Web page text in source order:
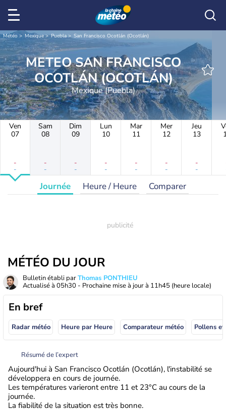
Météo Mexique Puebla San Francisco Ocotlán (Ocotlán)
METEO SAN FRANCISCO
OCOTLÁN (OCOTLÁN)
Mexique (Puebla)
Ven
07
-
-
Sam
08
-
-
Dim
09
-
-
Lun
10
-
-
Mar
11
-
-
Mer
12
-
-
Jeu
13
-
-
Journée Heure / Heure Comparer
MÉTÉO DU JOUR
Bulletin établi parThomas PONTHIEU
Actualisé à 05h30 - Prochaine mise à jour à 11h45 (heure locale)
En bref
Radar météo Heure par Heure Comparateur météo Pollens
Résumé de l’expert
Aujourd'hui à San Francisco Ocotlán (Ocotlán), l'instabilité se
développera en cours de journée.
Les températures varieront entre 11 et 23°C au cours de la
journée.
La fiabilité de la situation est très bonne.